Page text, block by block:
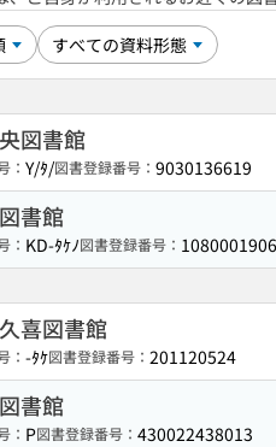
図書館
： Y/ﾀ/図書登録番号： 9030136619
書館
： KD-ﾀｹﾉ図書登録番号：
喜図書館
： -ﾀｹ図書登録番号： 201120524
書館
： P図書登録番号： 430022438013